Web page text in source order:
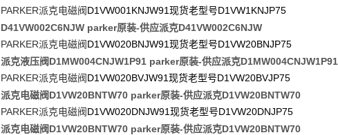
PARKER派克电磁阀 D1VW001KNJW91现货老型号D1VW1KNJP75
D41VW002C6NJW parker原装-供应派克D41VW002C6NJW
PARKER派克电磁阀 D1VW020BNJW91现货老型号D1VW20BNJP75
派克液压阀D1MW004CNJW1P91 parker原装-供应派克D1MW004CNJW1P91
PARKER派克电磁阀 D1VW020BVJW91现货老型号D1VW20BVJP75
派克电磁阀D1VW20BNTW70 parker原装-供应派克D1VW20BNTW70
PARKER派克电磁阀 D1VW020DNJW91现货老型号D1VW20DNJP75
派克电磁阀D1VW20BNTW70 parker原装-供应派克D1VW20BNTW70